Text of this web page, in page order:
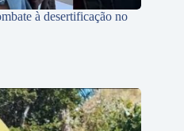
à desertificação no